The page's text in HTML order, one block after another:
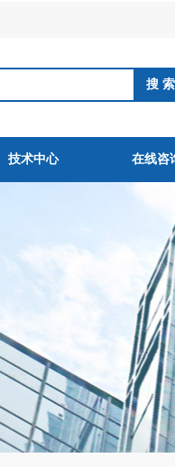
技术中心 在线咨